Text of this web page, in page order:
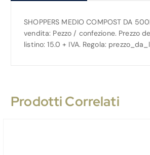
SHOPPERS MEDIO COMPOST DA
vendita: Pezzo / confezione. Prezzo
listino: 15.0 + IVA. Regola:
Prodotti Correlati